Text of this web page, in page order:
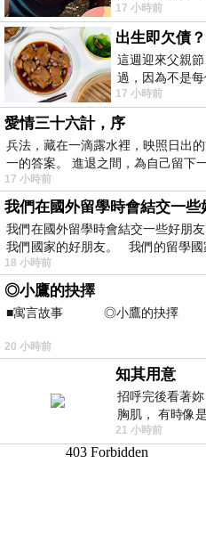
經在我的版留
17 小時前
這週迎來父親
過，因為不是
節的，平時也沒
17 小時前
愛情三十六計，序
兵法，藏在一滴露水裡，映照日出
一的答案。 進退之間，為自己留下
17 小時前
我們在國外留學時會結交一些好朋
我們國家的好朋友。 我們的留學國
18 小時前
◎小鷹的抉擇
■寓言故事 ◎小鷹的抉擇
⊕潘文良
仞的懸崖上，有一座遮天蔽
20 小時前
知其用意
招呼完後看著
胸肌， 有時像
視線不對齊，
21 小時前